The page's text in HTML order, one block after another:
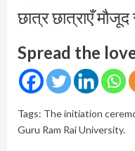
छात्र छात्राएँ मौजूद
Spread the
Tags: The initiation
Guru Ram Rai University.